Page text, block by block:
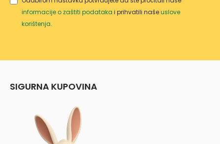
informacije o zaštiti podataka i prihvatili našeuslove
korištenja.
SIGURNA KUPOVINA